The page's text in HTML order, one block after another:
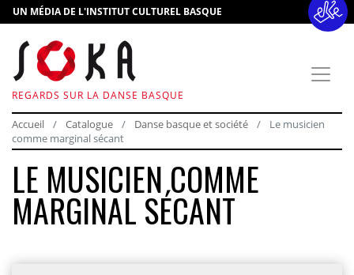
UN MÉDIA DE L'INSTITUT CULTUREL BASQUE
REGARDS SUR LA DANSE BASQUE
Accueil Catalogue Danse basque et société
Le musicien
comme marginal sécant
LE MUSICIEN COMME
MARGINAL SÉCANT